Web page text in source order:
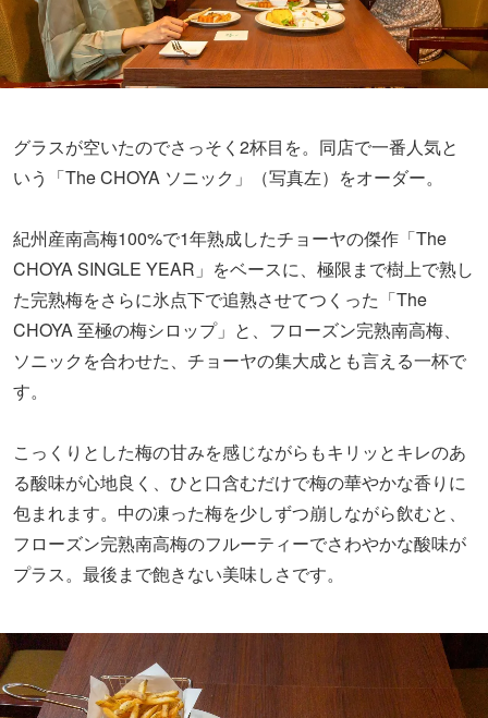
グラスが空いたのでさっそく2杯目を。同店で一番人気と
いう「The CHOYA ソニック」（写真左）をオーダー。
紀州産南高梅100%で1年熟成したチョーヤの傑作「The
CHOYA SINGLE YEAR」をベースに、極限まで樹上で熟し
た完熟梅をさらに氷点下で追熟させてつくった「The
CHOYA 至極の梅シロップ」と、フローズン完熟南高梅、
ソニックを合わせた、チョーヤの集大成とも言える一杯で
す。
こっくりとした梅の甘みを感じながらもキリッとキレのあ
る酸味が心地良く、ひと口含むだけで梅の華やかな香りに
包まれます。中の凍った梅を少しずつ崩しながら飲むと、
フローズン完熟南高梅のフルーティーでさわやかな酸味が
プラス。最後まで飽きない美味しさです。